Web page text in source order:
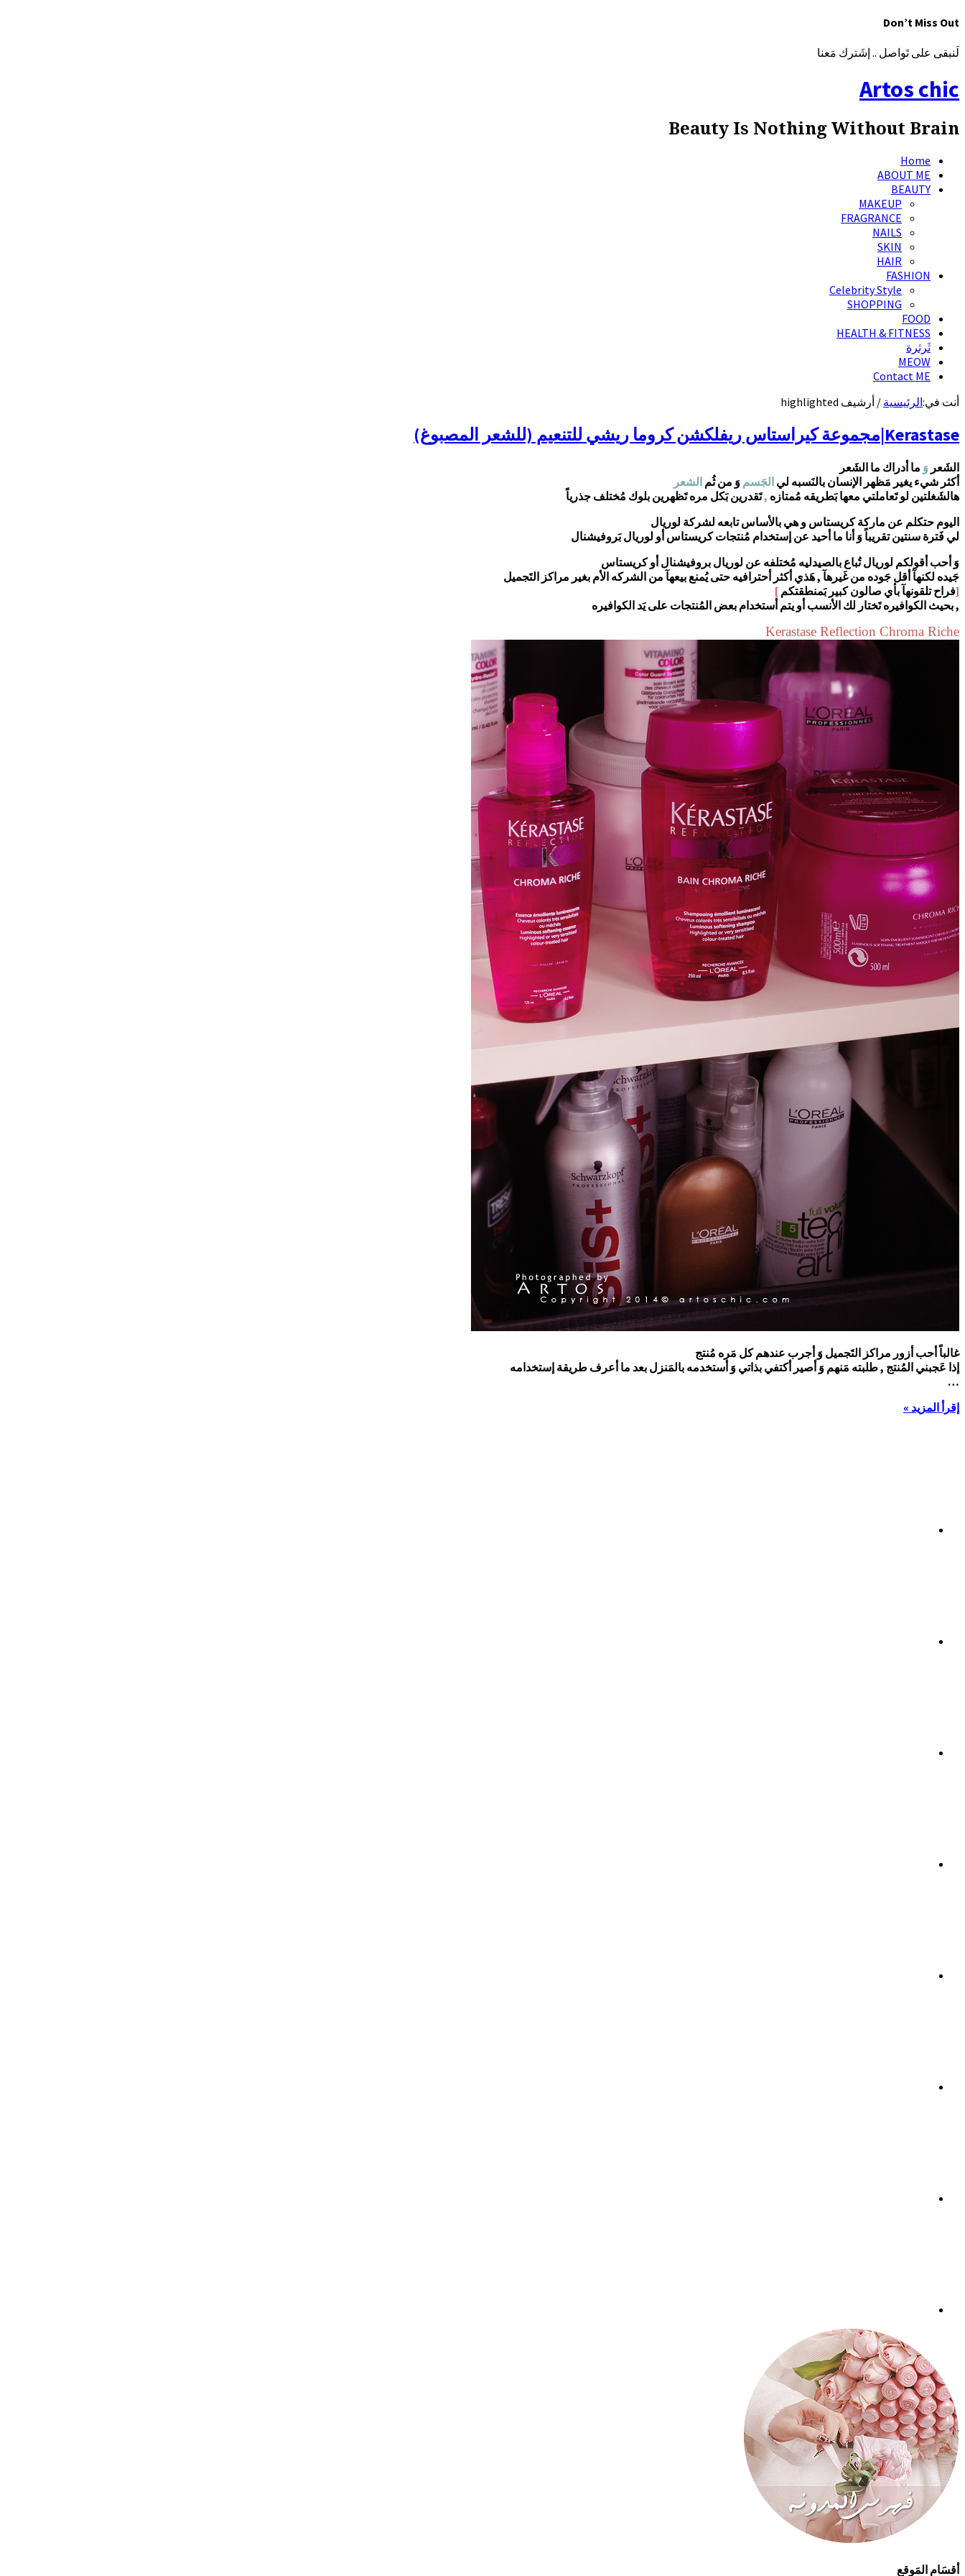
Don’t Miss Out
لَنبقى على تَواصل .. إشَترك مَعنا
Artos chic
Beauty Is Nothing Without Brain
Home
ABOUT ME
BEAUTY
MAKEUP
FRAGRANCE
NAILS
SKIN
HAIR
FASHION
Celebrity Style
SHOPPING
FOOD
HEALTH & FITNESS
ثَرثرة
MEOW
Contact ME
أنت في:الرئيسية / أرشيف highlighted
Kerastase|مجموعة كيراستاس ريفلكشن كروما ريشي للتنعيم (للشعر المصبوغ)
الشَعر وَ ما أدراك ما الشَعر
أكثر شيء يغير مَظهر الإنسان بالنَسبه لي الجَسم وَ من ثُم الشعر
هالشَغلتين لو تَعاملتي معها بَطريقه مُمتازه ,تَقدرين بَكل مره تَظهرين بلوك مُختلف جذرياً
اليوم حتكلم عن ماركة كريستاس و هي بالأساس تابعه لشركة لوريال
لي فَترة سنتين تقريباً وَ أنا ما أحيد عن إستخدام مُنتجات كريستاس أو لوريال بَروفيشنال
وَ أحب أقولكم لوريال تُباع بالصيدليه مُختلفه عن لوريال بروفيشنال أو كريستاس
جَيده لكنهآ أقل جَوده من غَيرهآ , هَذي أكثر أحترافيه حتى يُمنع بيعهآ من الشركه الأم بغير مراكز التَجميل
[فراح تلقونهآ بأي صالون كبير بَمنطقتكم ]
, بحيث الكوافيره تَختار لك الأنسب أو يتم أستخدام بعض المُنتجات على يَد الكوافيره
Kerastase Reflection Chroma Riche
غالباً أحب أزور مراكز التَجميل وَ أجرب عندهم كل مَره مُنتج
إذا عَجبني المُنتج , طلبته مَنهم وَ أصير أكتفي بذاتي وَ أستخدمه بالمَنزل بعد ما أعرف طريقة إستخدامه
…
إقرأ المزيد »
أقسَام المَوقع